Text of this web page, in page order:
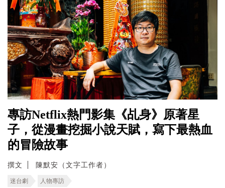
專訪Netflix熱門影集《乩身》原著星
子，從漫畫挖掘小說天賦，寫下最熱血
的冒險故事
撰文 陳默安（文字工作者）
迷台劇 人物專訪